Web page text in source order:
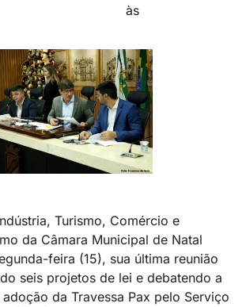
às
Turismo, Comércio e
da Câmara Municipal de Natal
feira (15), sua última reunião
seis projetos de lei e debatendo a
da Travessa Pax pelo Serviço